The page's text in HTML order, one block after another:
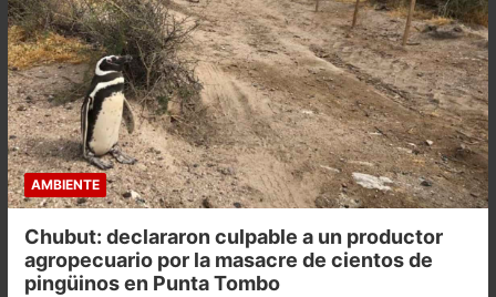
AMBIENTE
Chubut: declararon culpable a un productor
agropecuario por la masacre de cientos de
pingüinos en Punta Tombo